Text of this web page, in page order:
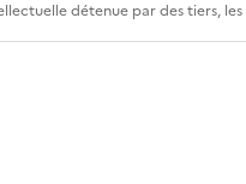
détenue par des tiers,